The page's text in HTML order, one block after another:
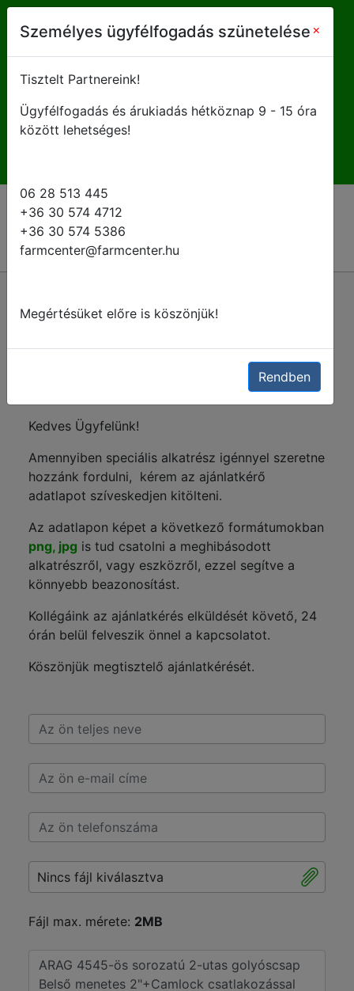
farmcenter@farmcenter.hu
H-P 8 - 16:30
Kérje ajánlatunkat
Kedves Ügyfelünk!
Amennyiben speciális alkatrész igénnyel szeretne
hozzánk fordulni, kérem az ajánlatkérő
adatlapot szíveskedjen kitölteni.
Az adatlapon képet a következő formátumokban
png, jpg is tud csatolni a meghibásodott
alkatrészről, vagy eszközről, ezzel segítve a
könnyebb beazonosítást.
Kollégáink az ajánlatkérés elküldését követő, 24
órán belül felveszik önnel a kapcsolatot.
Köszönjük megtisztelő ajánlatkérését.
Nincs fájl kiválasztva
Fájl max. mérete: 2MB
Személyes ügyfélfogadás szünetelése ×
Tisztelt Partnereink!
Ügyfélfogadás és árukiadás hétköznap 9 - 15 óra
között lehetséges!
06 28 513 445
+36 30 574 4712
+36 30 574 5386
farmcenter@farmcenter.hu
Megértésüket előre is köszönjük!
Rendben